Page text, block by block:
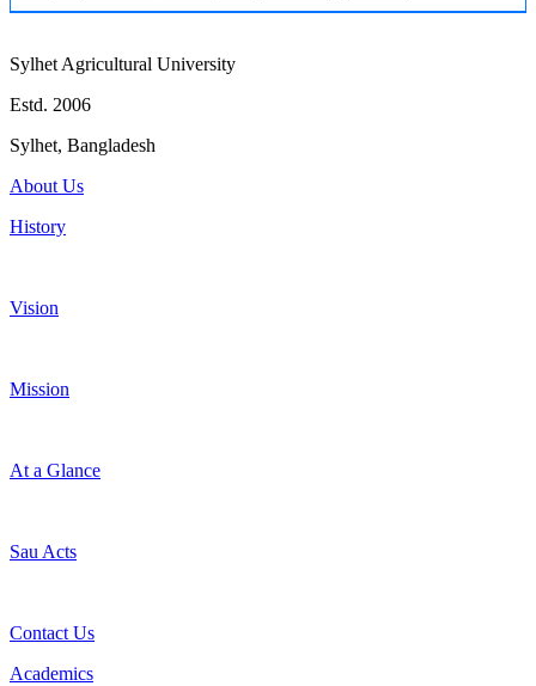
Sylhet Agricultural University
Estd. 2006
Sylhet, Bangladesh
About Us
History
Vision
Mission
At a Glance
Sau Acts
Contact Us
Academics